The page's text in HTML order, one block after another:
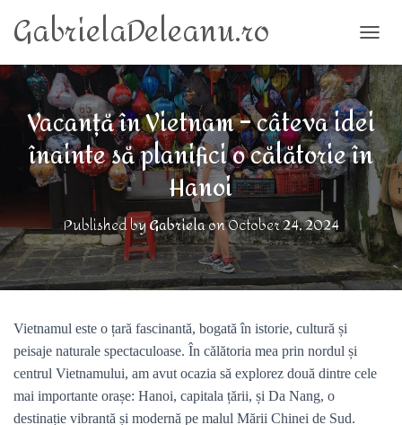
GabrielaDeleanu.ro
Vacanță în Vietnam – câteva idei
înainte să planifici o călătorie în
Hanoi
Published byGabrielaonOctober 24, 2024
Vietnamul este o țară fascinantă, bogată în istorie, cultură și
peisaje naturale spectaculoase. În călătoria mea prin nordul și
centrul Vietnamului, am avut ocazia să explorez două dintre cele
mai importante orașe: Hanoi, capitala țării, și Da Nang, o
destinație vibrantă și modernă pe malul Mării Chinei de Sud.